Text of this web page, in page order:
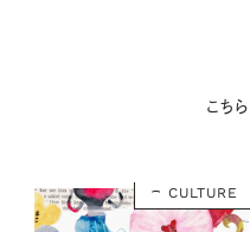
こちら
CULTURE